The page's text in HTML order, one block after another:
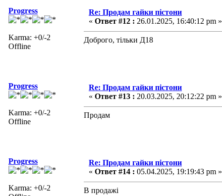
Progress
Karma: +0/-2
Offline
Re: Продам гайки пістони
« Ответ #12 : 26.01.2025, 16:40:12 pm »
Доброго, тільки Д18
Progress
Karma: +0/-2
Offline
Re: Продам гайки пістони
« Ответ #13 : 20.03.2025, 20:12:22 pm »
Продам
Progress
Karma: +0/-2
Re: Продам гайки пістони
« Ответ #14 : 05.04.2025, 19:19:43 pm »
В продажі